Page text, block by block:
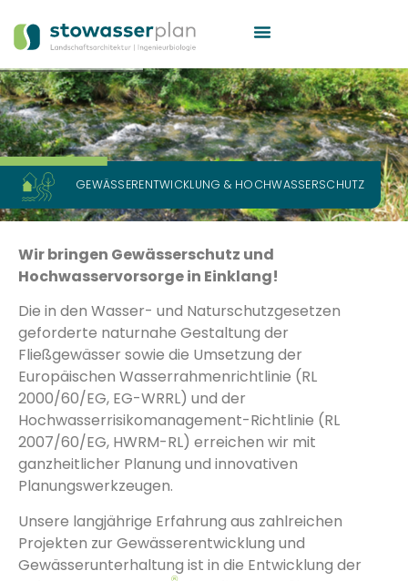
GEWÄSSERENTWICKLUNG & HOCHWASSERSCHUTZ
Wir bringen Gewässerschutz und
Hochwasservorsorge in Einklang!
Die in den Wasser- und Naturschutzgesetzen
geforderte naturnahe Gestaltung der
Fließgewässer sowie die Umsetzung der
Europäischen Wasserrahmenrichtlinie (RL
2000/60/EG, EG-WRRL) und der
Hochwasserrisikomanagement-Richtlinie (RL
2007/60/EG, HWRM-RL) erreichen wir mit
ganzheitlicher Planung und innovativen
Planungswerkzeugen.
Unsere langjährige Erfahrung aus zahlreichen
Projekten zur Gewässerentwicklung und
Gewässerunterhaltung ist in die Entwicklung der
®